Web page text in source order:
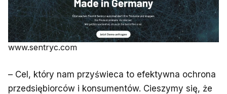
www.sentryc.com
– Cel, który nam przyświeca to efektywna ochrona
przedsiębiorców i konsumentów. Cieszymy się, że